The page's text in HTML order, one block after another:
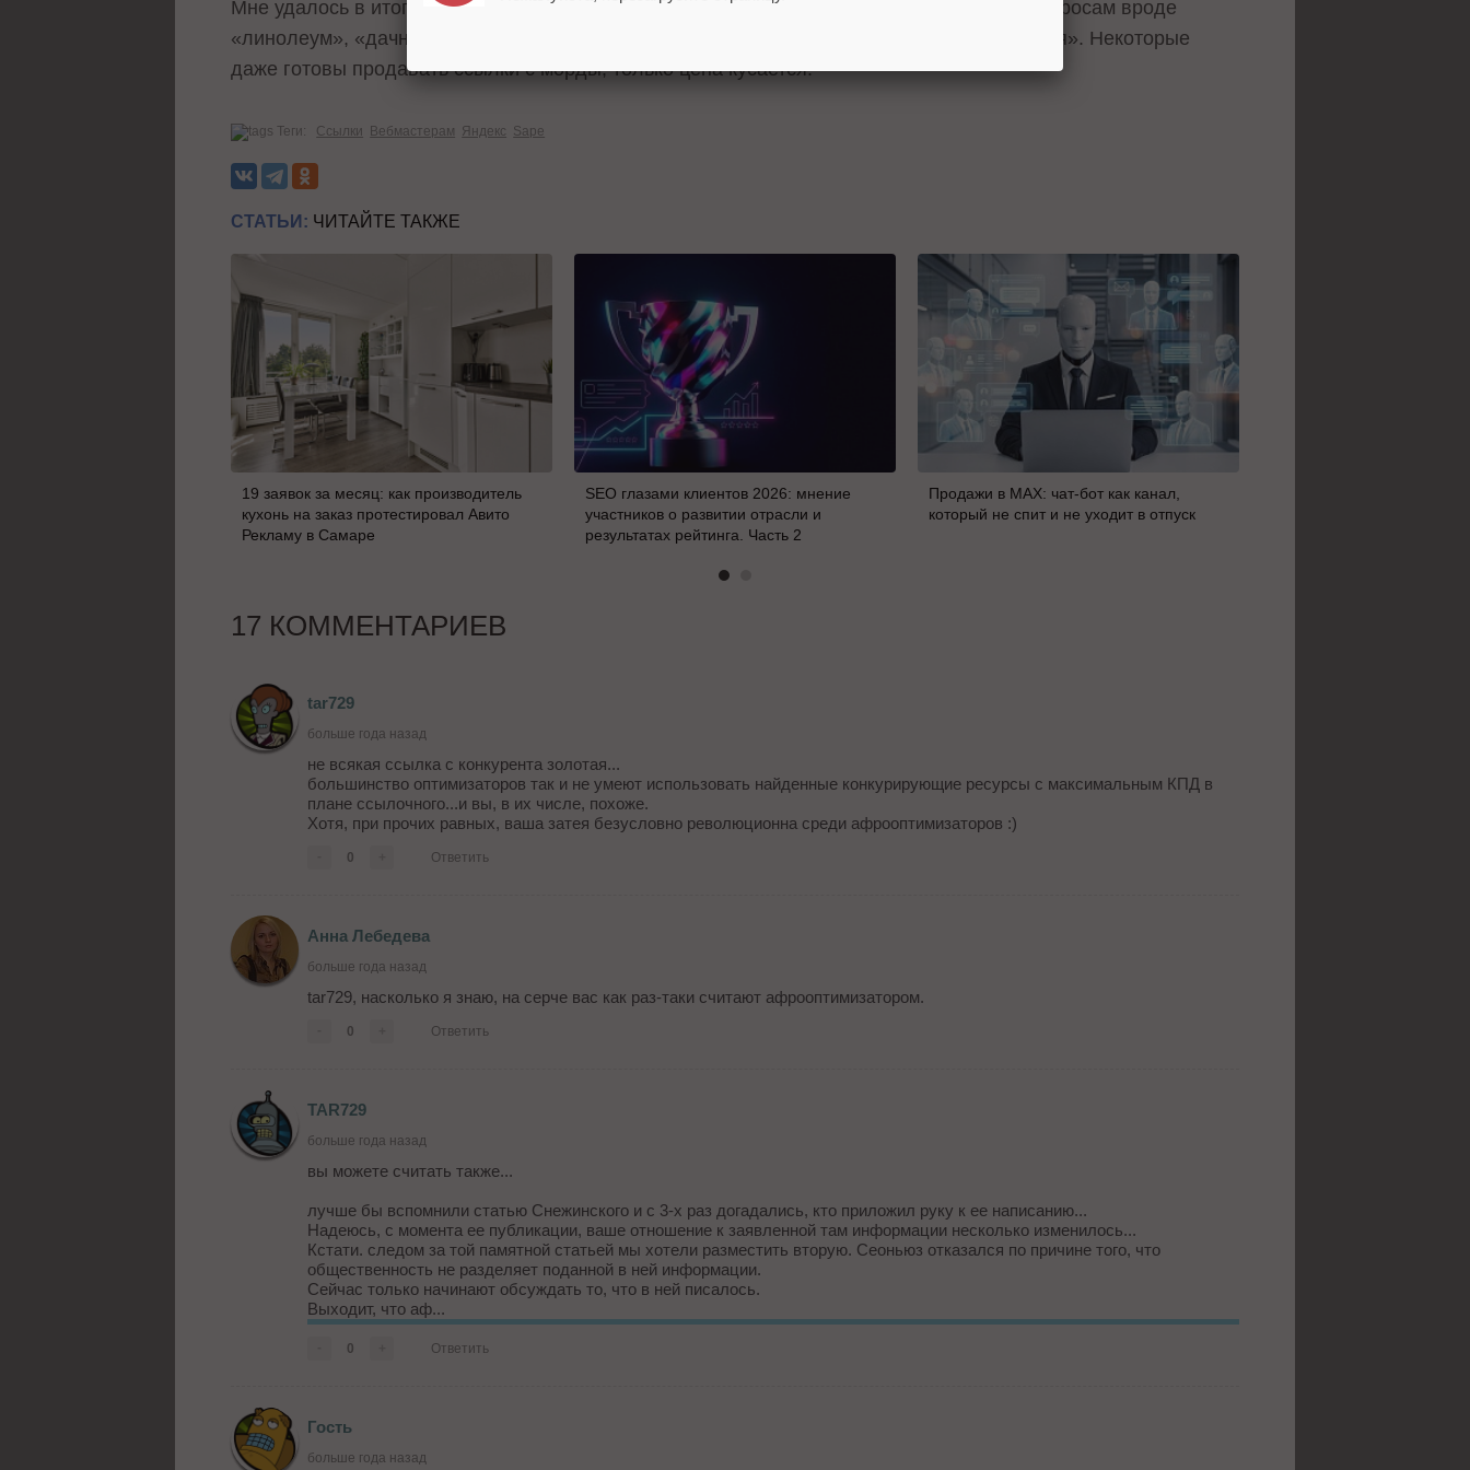
Мне удалось в итоге купить порядка 15 ссылок с конкурентов по достаточно сложным запросам вроде
«линолеум», «дачные домики», «ковролин», «мебель Москва», «мебель от производителя». Некоторые
даже готовы продавать ссылки с морды, только цена кусается.
Теги: Ссылки Вебмастерам Яндекс Sape
СТАТЬИ: ЧИТАЙТЕ ТАКЖЕ
19 заявок за месяц: как производитель
кухонь на заказ протестировал Авито
Рекламу в Самаре
SEO глазами клиентов 2026: мнение
участников о развитии отрасли и
результатах рейтинга. Часть 2
Продажи в MAX: чат-бот как канал,
который не спит и не уходит в отпуск
17 КОММЕНТАРИЕВ
tar729
больше года назад
не всякая ссылка с конкурента золотая...
большинство оптимизаторов так и не умеют использовать найденные конкурирующие ресурсы с максимальным КПД в
плане ссылочного...и вы, в их числе, похоже.
Хотя, при прочих равных, ваша затея безусловно революционна среди афрооптимизаторов :)
0 Ответить
Анна Лебедева
больше года назад
tar729, насколько я знаю, на серче вас как раз-таки считают афрооптимизатором.
0 Ответить
TAR729
больше года назад
вы можете считать также...
лучше бы вспомнили статью Снежинского и с 3-х раз догадались, кто приложил руку к ее написанию...
Надеюсь, с момента ее публикации, ваше отношение к заявленной там информации несколько изменилось...
Кстати. следом за той памятной статьей мы хотели разместить вторую. Сеоньюз отказался по причине того, что
общественность не разделяет поданной в ней информации.
Сейчас только начинают обсуждать то, что в ней писалось.
Выходит, что аф...
0 Ответить
Гость
больше года назад